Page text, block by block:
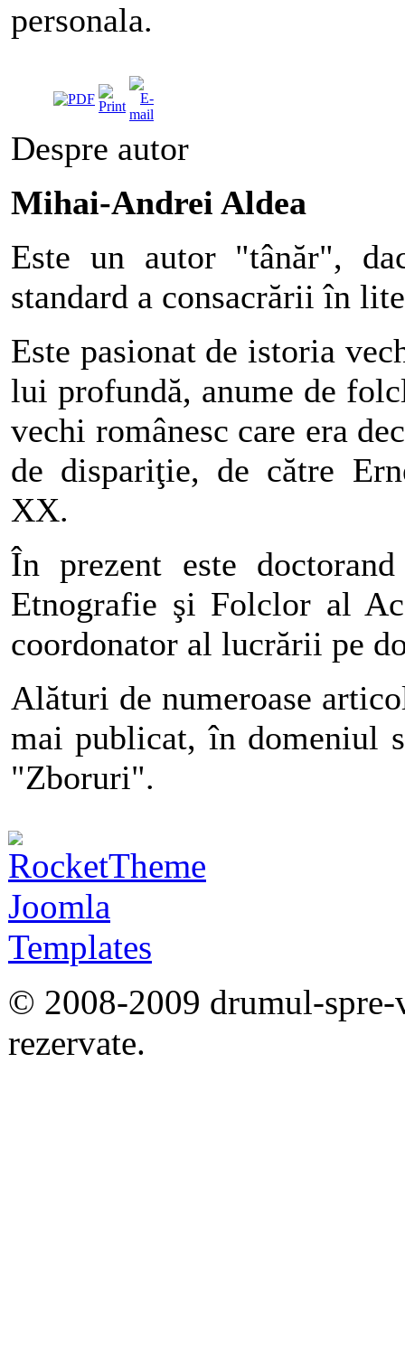
personala.
Despre autor
Mihai-Andrei Aldea
Este un autor "tânăr",
standard a consacrării în
Este pasionat de istoria
lui profundă, anume de
vechi românesc care era
de dispariţie, de către
XX.
În prezent este
Etnografie şi Folclor al
coordonator al lucrării pe
Alături de numeroase
mai publicat, în domeniul
"Zboruri".
© 2008-2009 drumul-
rezervate.